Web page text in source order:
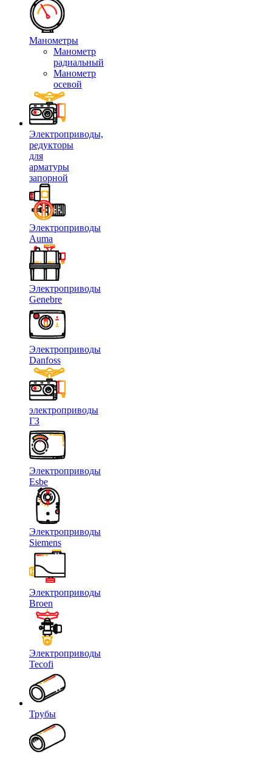
Манометры
Манометр
радиальный
Манометр
осевой
Электроприводы,
редукторы
для
арматуры
запорной
Электроприводы
Auma
Электроприводы
Genebre
Электроприводы
Danfoss
электроприводы
ГЗ
Электроприводы
Esbe
Электроприводы
Siemens
Электроприводы
Broen
Электроприводы
Tecofi
Трубы